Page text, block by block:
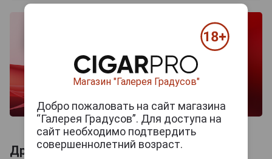
Другие продукты бренда DAVIDOFF
Магазин "Галерея Градусов"
Добро пожаловать на сайт магазина
“Галерея Градусов”. Для доступа на
сайт необходимо подтвердить
совершеннолетний возраст.